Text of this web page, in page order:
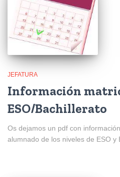
JEFATURA
Información
ESO/Bachillerato
Os dejamos un pdf con
alumnado de los niveles de ESO y